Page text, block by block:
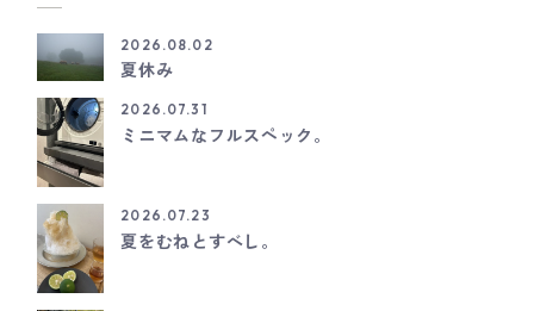
2026.08.02
夏休み
2026.07.31
ミニマムなフルスペック。
2026.07.23
夏をむねとすべし。